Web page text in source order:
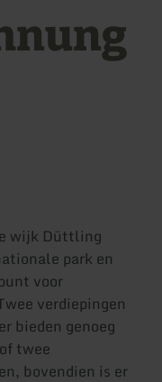
wijk Düttling
park en
voor
verdiepingen
bieden genoeg
twee
bovendien is er